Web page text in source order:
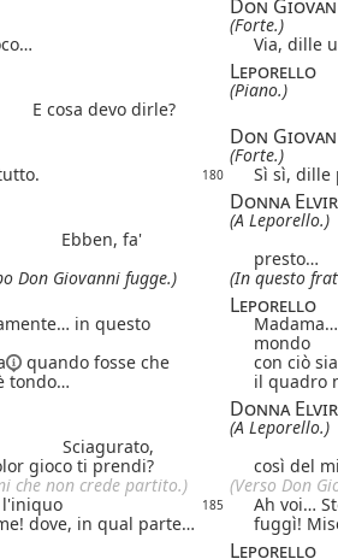
Don
(Forte.)
Via, dille
Leporello
(Piano.)
E cosa devo dirle?
Don
(Forte.)
180 Sì sì,
Donna
(A Leporello.)
Ebben, fa'
presto…
Don Giovanni fugge.)
(In questo
Leporello
in questo
mondo
quando fosse che
con ciò
tondo…
il quadro
Donna
(A Leporello.)
Sciagurato,
gioco ti prendi?
così del
che non crede partito.)
(Verso Don
l'iniquo 185
Ah voi…
dove, in qual parte…
fuggì!
Leporello